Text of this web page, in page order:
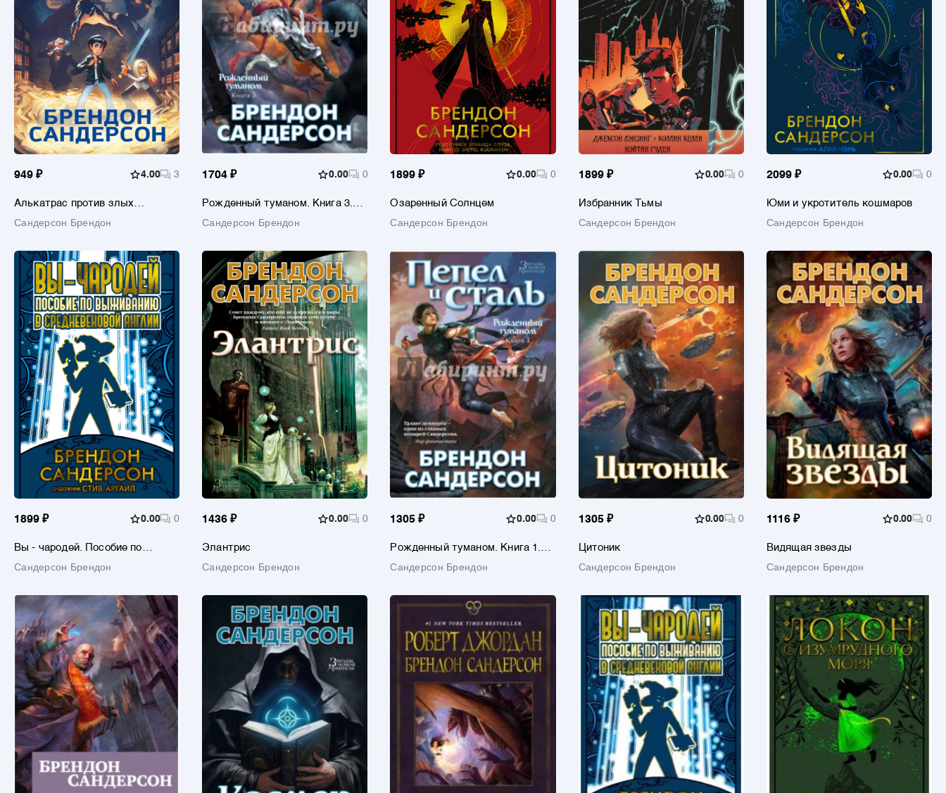
949 ₽ 4.00 3
Алькатрас против злых
Книга 1. Талант под прикрытием
Сандерсон Брендон
1704 ₽ 0.00 0
Рожденный туманом. Книга 3.
Сандерсон Брендон
1899 ₽ 0.00 0
Озаренный Солнцем
Сандерсон Брендон
1899 ₽ 0.00 0
Избранник Тьмы
Сандерсон Брендон
2099 ₽ 0.00 0
Юми и укротитель кошмаров
Сандерсон Брендон
1899 ₽ 0.00 0
Вы - чародей. Пособие по
Англии
Сандерсон Брендон
1436 ₽ 0.00 0
Элантрис
Сандерсон Брендон
1305 ₽ 0.00 0
Рожденный туманом. Книга 1.
Сандерсон Брендон
1305 ₽ 0.00 0
Цитоник
Сандерсон Брендон
1116 ₽ 0.00 0
Видящая звезды
Сандерсон Брендон